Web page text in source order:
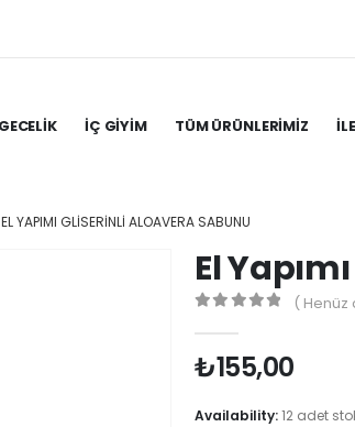
GECELIK İÇ GIYIM TÜM ÜRÜNLERIMIZ
EL YAPIMI GLISERINLI ALOAVERA SABUNU
El
( Henüz
₺155,00
Availability:12 adet